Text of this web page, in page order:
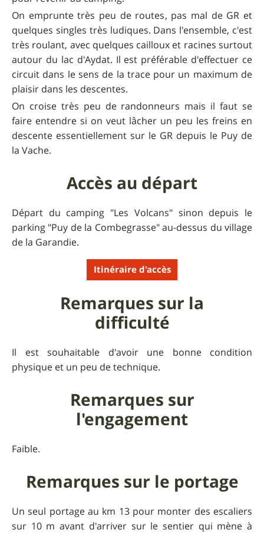
On emprunte très peu de routes, pas mal de GR et
quelques singles très ludiques. Dans l'ensemble, c'est
très roulant, avec quelques cailloux et racines surtout
autour du lac d'Aydat. Il est préférable d'effectuer ce
circuit dans le sens de la trace pour un maximum de
plaisir dans les descentes.
On croise très peu de randonneurs mais il faut se
faire entendre si on veut lâcher un peu les freins en
descente essentiellement sur le GR depuis le Puy de
la Vache.
Accès au départ
Départ du camping "Les Volcans" sinon depuis le
parking "Puy de la Combegrasse" au-dessus du village
de la Garandie.
Itinéraire d'accès
Remarques sur la
difficulté
Il est souhaitable d'avoir une bonne condition
physique et un peu de technique.
Remarques sur
l'engagement
Faible.
Remarques sur le portage
Un seul portage au km 13 pour monter des escaliers
sur 10 m avant d'arriver sur le sentier qui mène à